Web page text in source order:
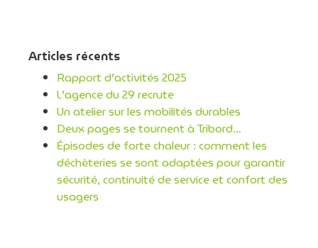
Articles récents
Rapport d’activités 2025
L’agence du 29 recrute
Un atelier sur les mobilités durables
Deux pages se tournent à Tribord…
Épisodes de forte chaleur : comment les
déchèteries se sont adaptées pour garantir
sécurité, continuité de service et confort des
usagers